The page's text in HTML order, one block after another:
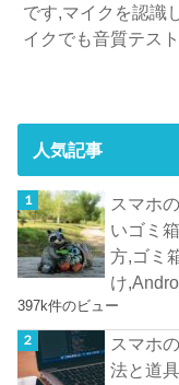
です,マイクを認識
イクでも音質テス
人気記事
スマホ
いゴミ
方,ゴミ
け
397k件のビュー
スマホ
法と道